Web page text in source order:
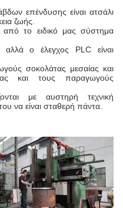
επένδυσης είναι ατσάλι
ζωής.
από το ειδικό μας σύστημα
αλλά ο έλεγχος PLC είναι
σοκολάτας μεσαίας και
και τους παραγωγούς
με αυστηρή τεχνική
να είναι σταθερή πάντα.